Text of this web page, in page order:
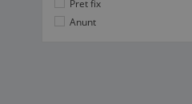
Pret fix
Anunt